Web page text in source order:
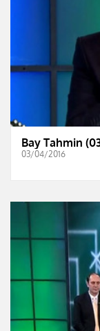
Bay Tahmin
03/04/2016